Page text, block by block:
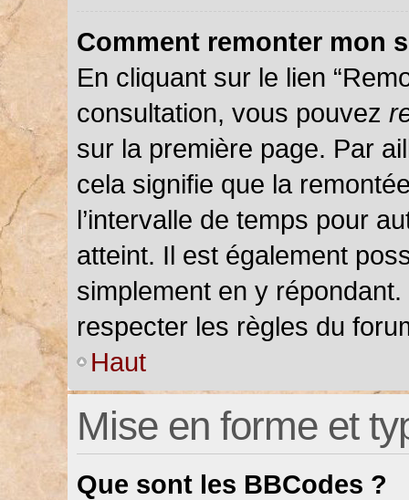
Comment remonter mon
En cliquant sur le lien
consultation, vous pouvez
sur la première page. Par
cela signifie que la
l’intervalle de temps pour
atteint. Il est également
simplement en y
respecter les règles du
Haut
Mise en forme et
Que sont les BBCodes ?